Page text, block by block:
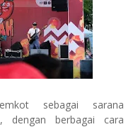
sebagai sarana
dengan berbagai cara